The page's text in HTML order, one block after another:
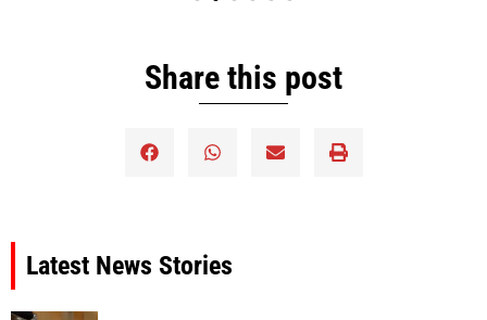
Share this post
Latest News Stories